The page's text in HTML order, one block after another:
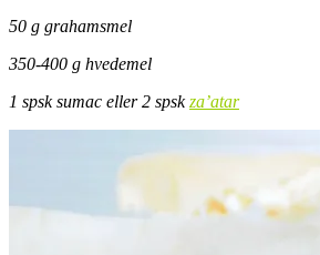
50 g grahamsmel
350-400 g hvedemel
1 spsk sumac eller 2 spskza’atar